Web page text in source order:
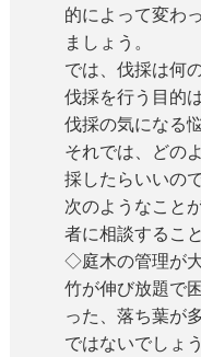
的によって変わ
ましょう。
では、伐採は何
伐採を行う目的
伐採の気になる
それでは、どの
採したらいいの
次のようなこと
者に相談するこ
◇庭木の管理が
竹が伸び放題で
った、落ち葉が
ではないでしょう